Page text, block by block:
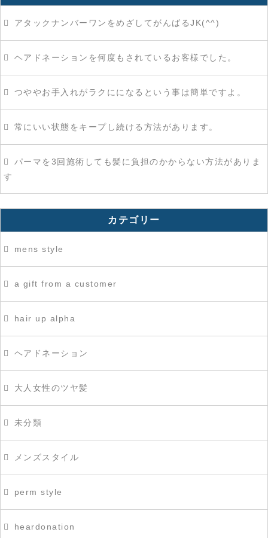
アタックナンバーワンをめざしてがんばるJK(^^)
ヘアドネーションを何度もされているお客様でした。
つややお手入れがラクにになるという事は簡単ですよ。
常にいい状態をキープし続ける方法があります。
パーマを3回施術しても髪に負担のかからない方法がありま
す
カテゴリー
mens style
a gift from a customer
hair up alpha
ヘアドネーション
大人女性のツヤ髪
未分類
メンズスタイル
perm style
heardonation